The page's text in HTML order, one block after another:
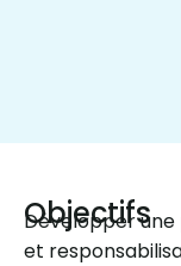
Objectifs
Développer
et